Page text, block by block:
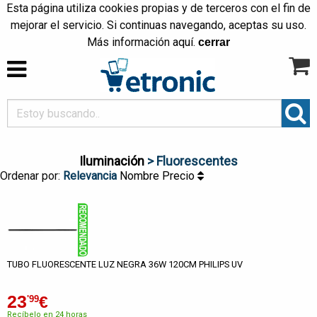
Esta página utiliza cookies propias y de terceros con el fin de
mejorar el servicio. Si continuas navegando, aceptas su uso.
Más información aquí. cerrar
Iluminación > Fluorescentes
Ordenar por: Relevancia Nombre Precio
TUBO FLUORESCENTE LUZ NEGRA 36W 120CM PHILIPS UV
23'99€
Recíbelo en 24 horas